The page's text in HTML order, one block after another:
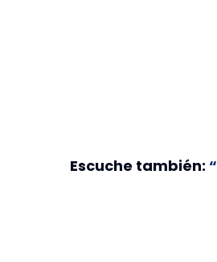
Escuche también: “